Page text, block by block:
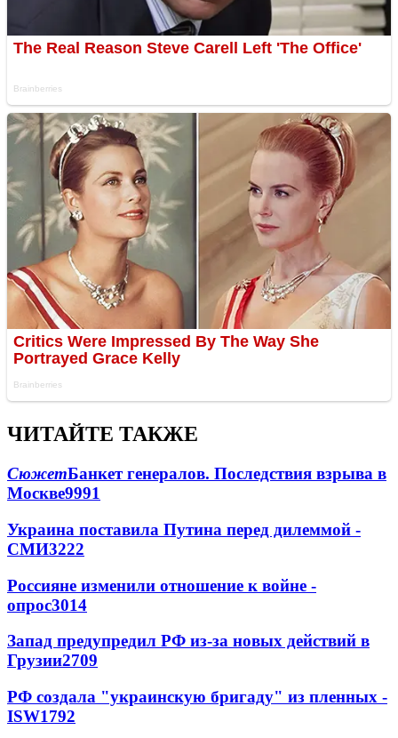
ЧИТАЙТЕ ТАКЖЕ
СюжетБанкет генералов. Последствия взрыва в
Москве9991
Украина поставила Путина перед дилеммой -
СМИ3222
Россияне изменили отношение к войне -
опрос3014
Запад предупредил РФ из-за новых действий в
Грузии2709
РФ создала "украинскую бригаду" из пленных -
ISW1792